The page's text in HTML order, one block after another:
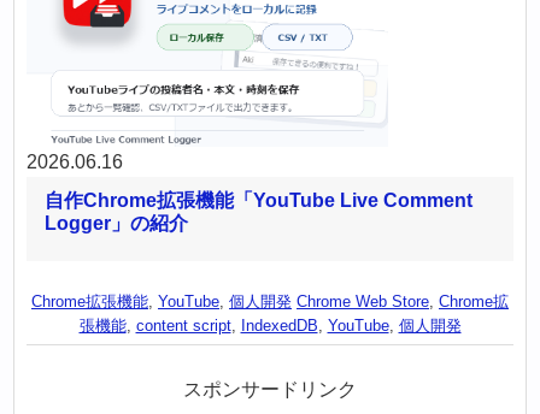
2026.06.16
自作Chrome拡張機能「YouTube Live Comment
Logger」の紹介
Chrome拡張機能, YouTube, 個人開発 Chrome Web Store, Chrome拡
張機能, content script, IndexedDB, YouTube, 個人開発
スポンサードリンク